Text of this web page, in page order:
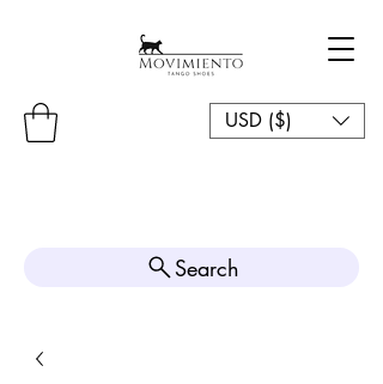
USD ($)
Search